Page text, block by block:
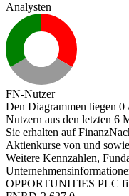
Analysten
FN-Nutzer
Den Diagrammen liegen
Nutzern aus den letzten 6
Sie erhalten auf
Aktienkurse von und
Weitere Kennzahlen,
OPPORTUNITIES PLC